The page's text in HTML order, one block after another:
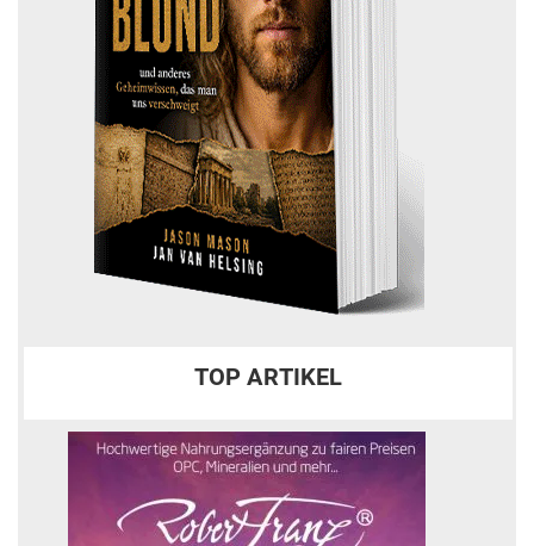
TOP ARTIKEL